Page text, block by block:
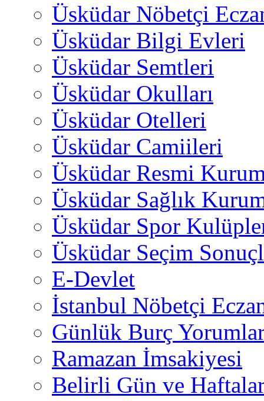
Üsküdar Nöbetçi
Üsküdar Bilgi Evleri
Üsküdar Semtleri
Üsküdar Okulları
Üsküdar Otelleri
Üsküdar Camiileri
Üsküdar Resmi
Üsküdar Sağlık
Üsküdar Spor
Üsküdar Seçim
E-Devlet
İstanbul Nöbetçi
Günlük Burç
Ramazan İmsakiyesi
Belirli Gün ve